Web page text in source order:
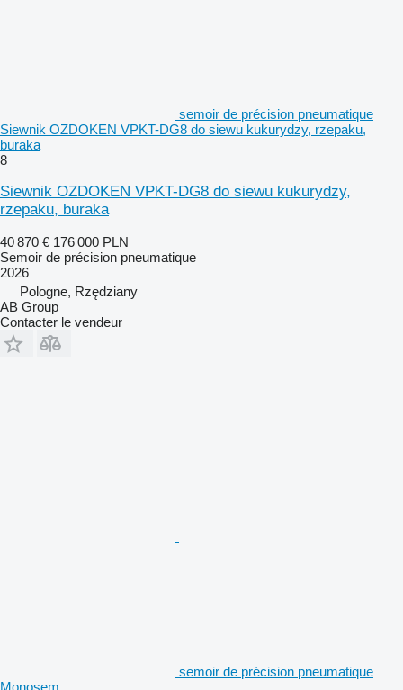
semoir de précision pneumatique
Siewnik OZDOKEN VPKT-DG8 do siewu kukurydzy, rzepaku,
buraka
8
Siewnik OZDOKEN VPKT-DG8 do siewu kukurydzy,
rzepaku, buraka
40 870 € 176 000 PLN
Semoir de précision pneumatique
2026
Pologne, Rzędziany
AB Group
Contacter le vendeur
semoir de précision pneumatique
Monosem